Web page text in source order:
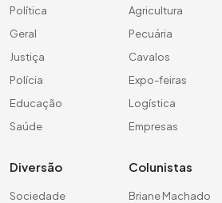
Política
Geral
Justiça
Polícia
Educação
Saúde
Agricultura
Pecuária
Cavalos
Expo-feiras
Logística
Empresas
Diversão
Sociedade
Colunistas
Briane Machado